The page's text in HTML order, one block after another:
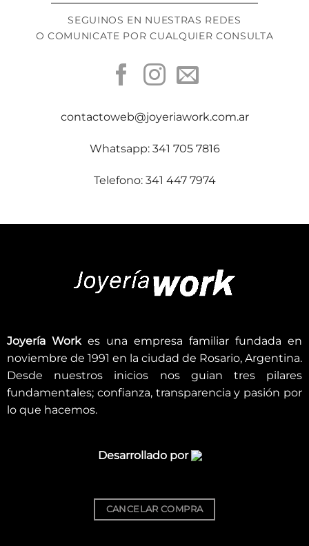
SEGUINOS EN NUESTRAS REDES
O COMUNICATE POR CUALQUIER CONSULTA
contactoweb@joyeriawork.com.ar
Whatsapp: 341 705 7816
Telefono: 341 447 7974
Joyería Workes una empresa familiar fundada en
noviembre de 1991 en la ciudad de Rosario, Argentina.
Desde nuestros inicios nos guian tres pilares
fundamentales; confianza, transparencia y pasión por
lo que hacemos.
Desarrollado por
CANCELAR COMPRA